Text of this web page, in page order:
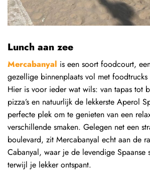
Lunch aan zee
Mercabanyal is een soort foodcourt,
gezellige binnenplaats vol met foodtrucks
Hier is voor ieder wat wils: van tapas tot
pizza’s en natuurlijk de lekkerste Aperol
perfecte plek om te genieten van een
verschillende smaken. Gelegen net een
boulevard, zit Mercabanyal echt aan de
Cabanyal, waar je de levendige Spaanse
terwijl je lekker ontspant.